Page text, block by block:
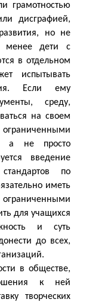
грамотностью
дисграфией,
но не
менее дети с
в отдельном
испытывать
Если ему
среду,
на своем
ограниченными
а не просто
введение
по
иметь
для учащихся
и суть
до всех,
в обществе,
к ней
творческих